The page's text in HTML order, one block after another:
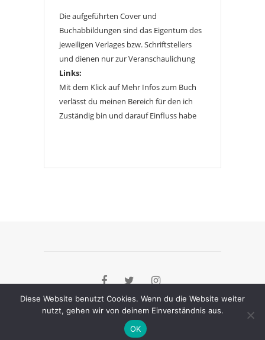
Die aufgeführten Cover und
Buchabbildungen sind das Eigentum des
jeweiligen Verlages bzw. Schriftstellers
und dienen nur zur Veranschaulichung
Links:
Mit dem Klick auf Mehr Infos zum Buch
verlässt du meinen Bereich für den ich
Zuständig bin und darauf Einfluss habe
[instagram-feed]
Diese Website benutzt Cookies. Wenn du die Website weiter
nutzt, gehen wir von deinem Einverständnis aus.
OK